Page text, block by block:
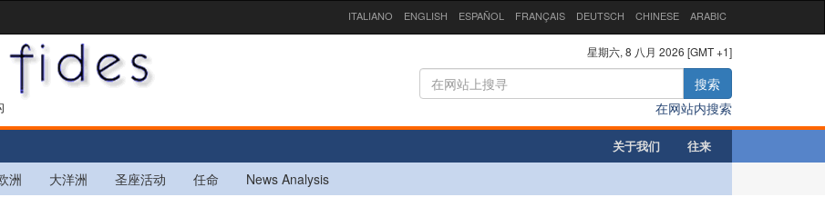
ITALIANO ENGLISH ESPAÑOL FRANÇAIS DEUTSCH CHINESE ARABIC
星期六, 8 八月 2026 [GMT +1]
搜索
在网站内搜索
关于我们 往来
洲 大洋洲 圣座活动 任命 News Analysis